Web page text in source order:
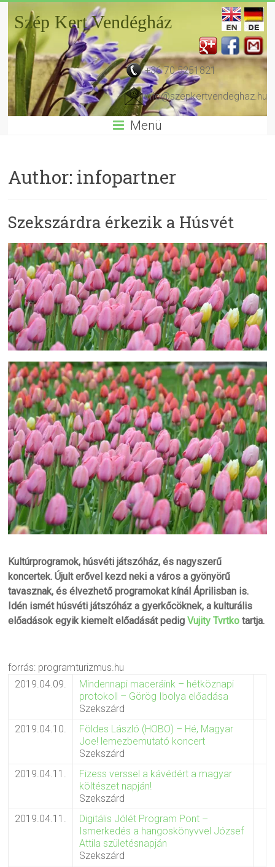
Szép Kert Vendégház
+36 70 5251821
info@szepkertvendeghaz.hu
Menü
Author: infopartner
Szekszárdra érkezik a Húsvét
Kultúrprogramok, húsvéti játszóház, és nagyszerű
koncertek. Újult erővel kezd neki a város a gyönyörű
tavasznak, és élvezhető programokat kínál Áprilisban is.
Idén ismét húsvéti játszóház a gyerkőcöknek, a kulturális
előadások egyik kiemelt előadását pedigVujity Tvrtko tartja.
forrás: programturizmus.hu
2019.04.09.
Mindennapi maceráink – hétköznapi
protokoll – Görög Ibolya előadása
Szekszárd
2019.04.10.
Földes László (HOBO) – Hé, Magyar
Joe! lemezbemutató koncert
Szekszárd
2019.04.11.
Fizess verssel a kávédért a magyar
költészet napján!
Szekszárd
2019.04.11.
Digitális Jólét Program Pont –
Ismerkedés a hangoskönyvvel József
Attila születésnapján
Szekszárd